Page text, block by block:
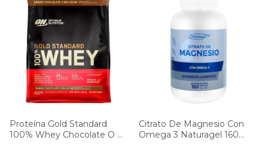
Proteína Gold Standard
100% Whey Chocolate O N
Citrato De Magnesio Con
Omega 3 Naturagel 160